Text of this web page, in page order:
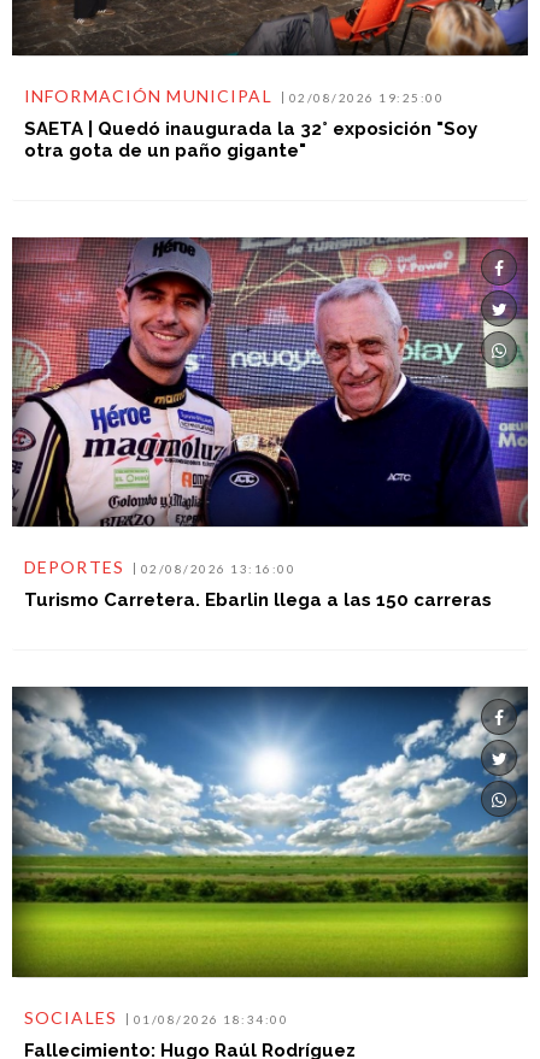
INFORMACIÓN MUNICIPAL 02/08/2026 19:25:00
SAETA | Quedó inaugurada la 32° exposición "Soy
otra gota de un paño gigante"
DEPORTES 02/08/2026 13:16:00
Turismo Carretera. Ebarlin llega a las 150 carreras
SOCIALES 01/08/2026 18:34:00
Fallecimiento: Hugo Raúl Rodríguez